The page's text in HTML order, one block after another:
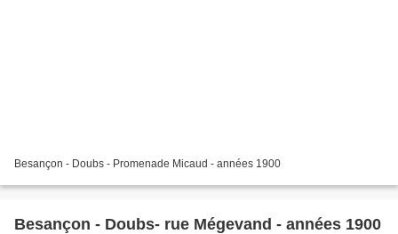
Besançon - Doubs - Promenade Micaud - années 1900
Besançon - Doubs- rue Mégevand - années 1900